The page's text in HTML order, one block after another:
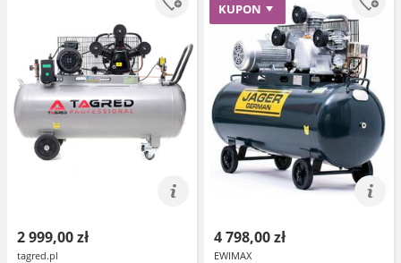
2 999,00 zł
tagred.pl
KUPON
4 798,00 zł
EWIMAX